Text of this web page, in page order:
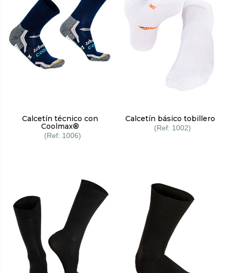
Calcetín técnico con
Coolmax®
1006
Calcetín básico tobillero
1002